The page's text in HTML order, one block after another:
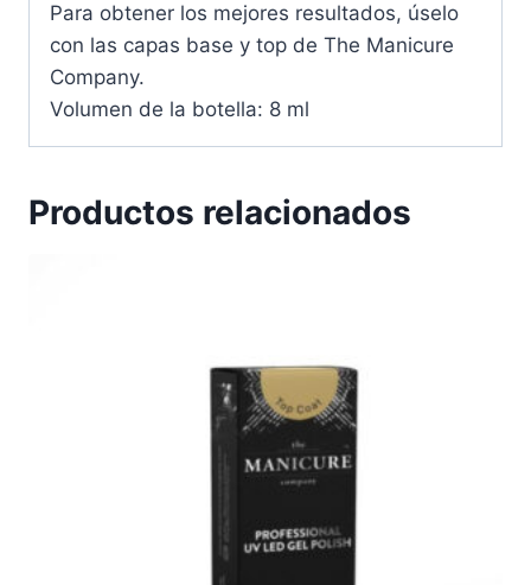
Para obtener los mejores resultados, úselo
con las capas base y top de The Manicure
Company.
Volumen de la botella: 8 ml
Productos relacionados